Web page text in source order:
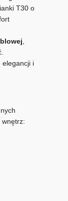
T30 o
,
elegancji i
wnętrz: